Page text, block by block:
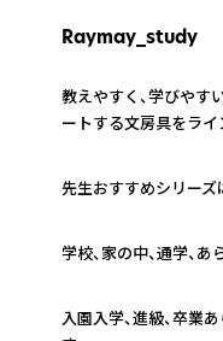
Raymay_study
教えやすく、学びやす
ートする文房具をライ
先生おすすめシリーズ
学校、家の中、通学、
入園入学、進級、卒